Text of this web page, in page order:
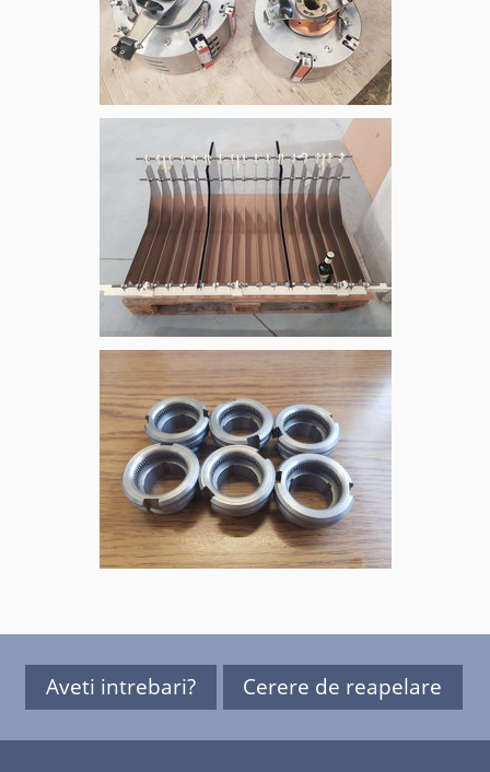
Aveti intrebari? Cerere de reapelare